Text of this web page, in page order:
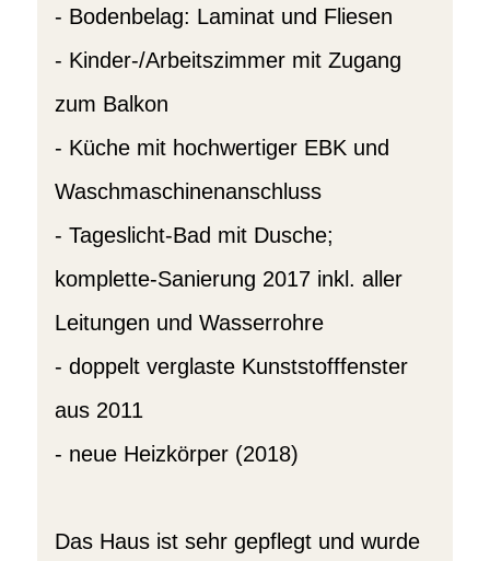
- Bodenbelag: Laminat und Fliesen
- Kinder-/Arbeitszimmer mit Zugang
zum Balkon
- Küche mit hochwertiger EBK und
Waschmaschinenanschluss
- Tageslicht-Bad mit Dusche;
komplette-Sanierung 2017 inkl. aller
Leitungen und Wasserrohre
- doppelt verglaste Kunststofffenster
aus 2011
- neue Heizkörper (2018)
Das Haus ist sehr gepflegt und wurde